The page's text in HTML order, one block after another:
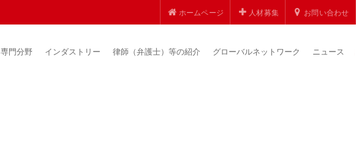
ホームページ 人材募集 お問い合わせ
専門分野 インダストリー 律師（弁護士）等の紹介 グローバルネットワーク ニュース